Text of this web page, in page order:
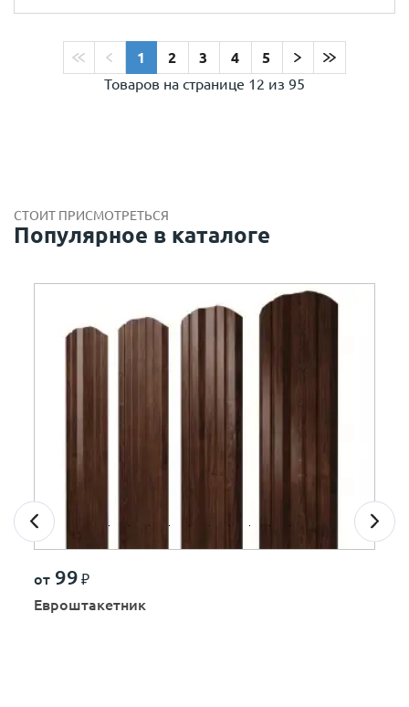
1 2 3 4
5
Товаров на странице 12 из 95
СТОИТ ПРИСМОТРЕТЬСЯ
Популярное в каталоге
от 99 ₽
Евроштакетник